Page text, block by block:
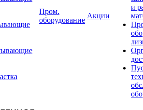
Пром.
оборудование
Акции
и